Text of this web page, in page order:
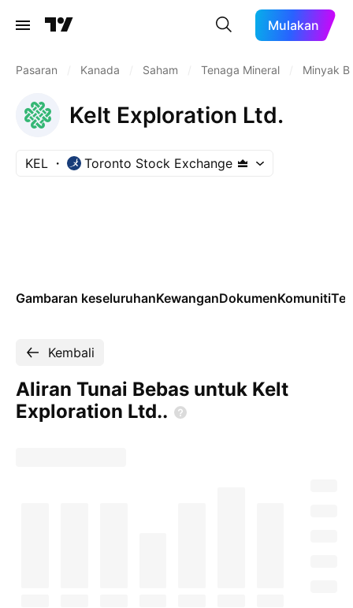
Mulakan
Pasaran Kanada Saham Tenaga Mineral Minyak
Kelt Exploration Ltd.
KEL Toronto Stock Exchange
Gambaran keseluruhanKewanganDokumenKomuniti
Kembali
Aliran Tunai Bebas untuk Kelt
Exploration Ltd..